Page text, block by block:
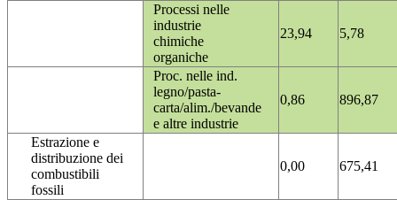
Processi nelle
industrie
chimiche
organiche
23,94 5,78
Proc. nelle ind.
legno/pasta-
carta/alim./bevande
e altre industrie
0,86 896,87
Estrazione e
distribuzione dei
combustibili
fossili
0,00 675,41